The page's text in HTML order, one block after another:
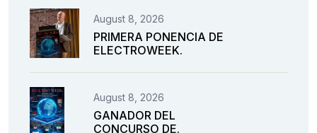
August 8, 2026
PRIMERA PONENCIA DE
ELECTROWEEK.
August 8, 2026
GANADOR DEL
CONCURSO DE.